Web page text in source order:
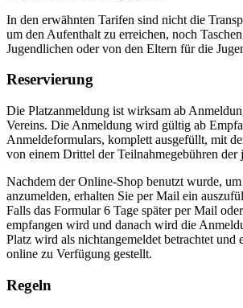
In den erwähnten Tarifen sind nicht die
um den Aufenthalt zu erreichen, noch
Jugendlichen oder von den Eltern für die
Reservierung
Die Platzanmeldung ist wirksam ab
Vereins. Die Anmeldung wird gültig ab
Anmeldeformulars, komplett ausgefüllt, mit
von einem Drittel der Teilnahmegebühren
Nachdem der Online-Shop benutzt wurde,
anzumelden, erhalten Sie per Mail ein
Falls das Formular 6 Tage später per Mail
empfangen wird und danach wird die
Platz wird als nichtangemeldet betrachtet und
online zu Verfügung gestellt.
Regeln